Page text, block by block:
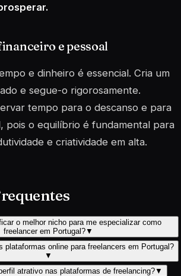
e pessoal
e dinheiro é essencial. Cria um
e segue-o rigorosamente.
tempo para o descanso e para
pois o equilíbrio é fundamental para
e criatividade em alta.
o melhor nicho para me especializar como
freelancer em Portugal?▼
plataformas online para freelancers em Portugal?
▼
atrativo nas plataformas de freelancing?▼